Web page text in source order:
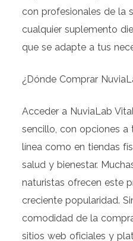
con profesionales de la
cualquier suplemento
que se adapte a tus
¿Dónde Comprar
Acceder a NuviaLab
sencillo, con opciones
línea como en tiendas
salud y bienestar.
naturistas ofrecen este
creciente popularidad.
comodidad de la
sitios web oficiales y